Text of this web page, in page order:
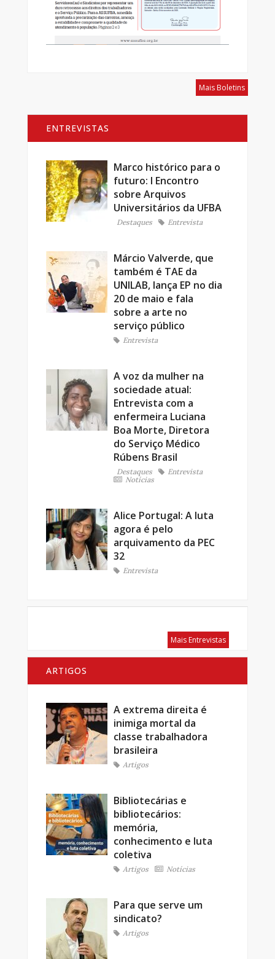
Mais Boletins
ENTREVISTAS
Marco histórico para o
futuro: I Encontro
sobre Arquivos
Universitários da UFBA
Destaques Entrevista
Márcio Valverde, que
também é TAE da
UNILAB, lança EP no dia
20 de maio e fala
sobre a arte no
serviço público
Entrevista
A voz da mulher na
sociedade atual:
Entrevista com a
enfermeira Luciana
Boa Morte, Diretora
do Serviço Médico
Rúbens Brasil
Destaques
Entrevista
Notícias
Alice Portugal: A luta
agora é pelo
arquivamento da PEC
32
Entrevista
Mais Entrevistas
ARTIGOS
A extrema direita é
inimiga mortal da
classe trabalhadora
brasileira
Artigos
Bibliotecárias e
bibliotecários:
memória,
conhecimento e luta
coletiva
Artigos Notícias
Para que serve um
sindicato?
Artigos